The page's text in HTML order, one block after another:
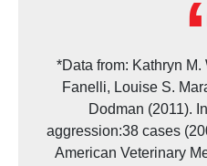
*Data from: Kathryn
Fanelli, Louise S.
Dodman (2011).
aggression:38 cases
American Veterinary